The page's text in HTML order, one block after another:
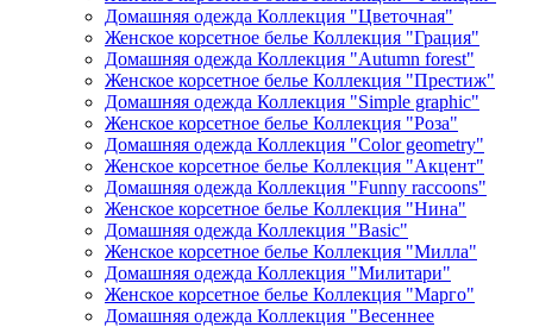
Домашняя одежда Коллекция "Цветочная"
Женское корсетное белье Коллекция "Грация"
Домашняя одежда Коллекция "Autumn forest"
Женское корсетное белье Коллекция "Престиж"
Домашняя одежда Коллекция "Simple graphic"
Женское корсетное белье Коллекция "Роза"
Домашняя одежда Коллекция "Color geometry"
Женское корсетное белье Коллекция "Акцент"
Домашняя одежда Коллекция "Funny raccoons"
Женское корсетное белье Коллекция "Нина"
Домашняя одежда Коллекция "Basic"
Женское корсетное белье Коллекция "Милла"
Домашняя одежда Коллекция "Милитари"
Женское корсетное белье Коллекция "Марго"
Домашняя одежда Коллекция "Весеннее